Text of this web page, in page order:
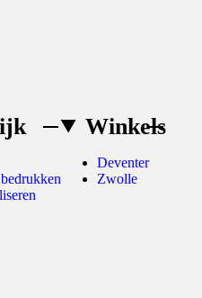
Winkels
Deventer
Zwolle